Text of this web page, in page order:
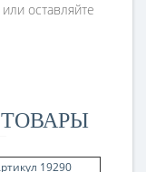
оставляйте